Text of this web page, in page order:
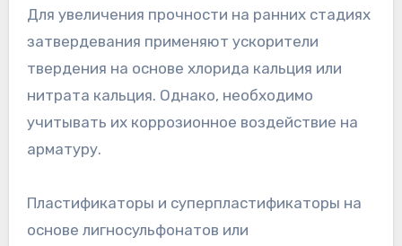
Для увеличения прочности на ранних стадиях
затвердевания применяют ускорители
твердения на основе хлорида кальция или
нитрата кальция. Однако, необходимо
учитывать их коррозионное воздействие на
арматуру.
Пластификаторы и суперпластификаторы на
основе лигносульфонатов или